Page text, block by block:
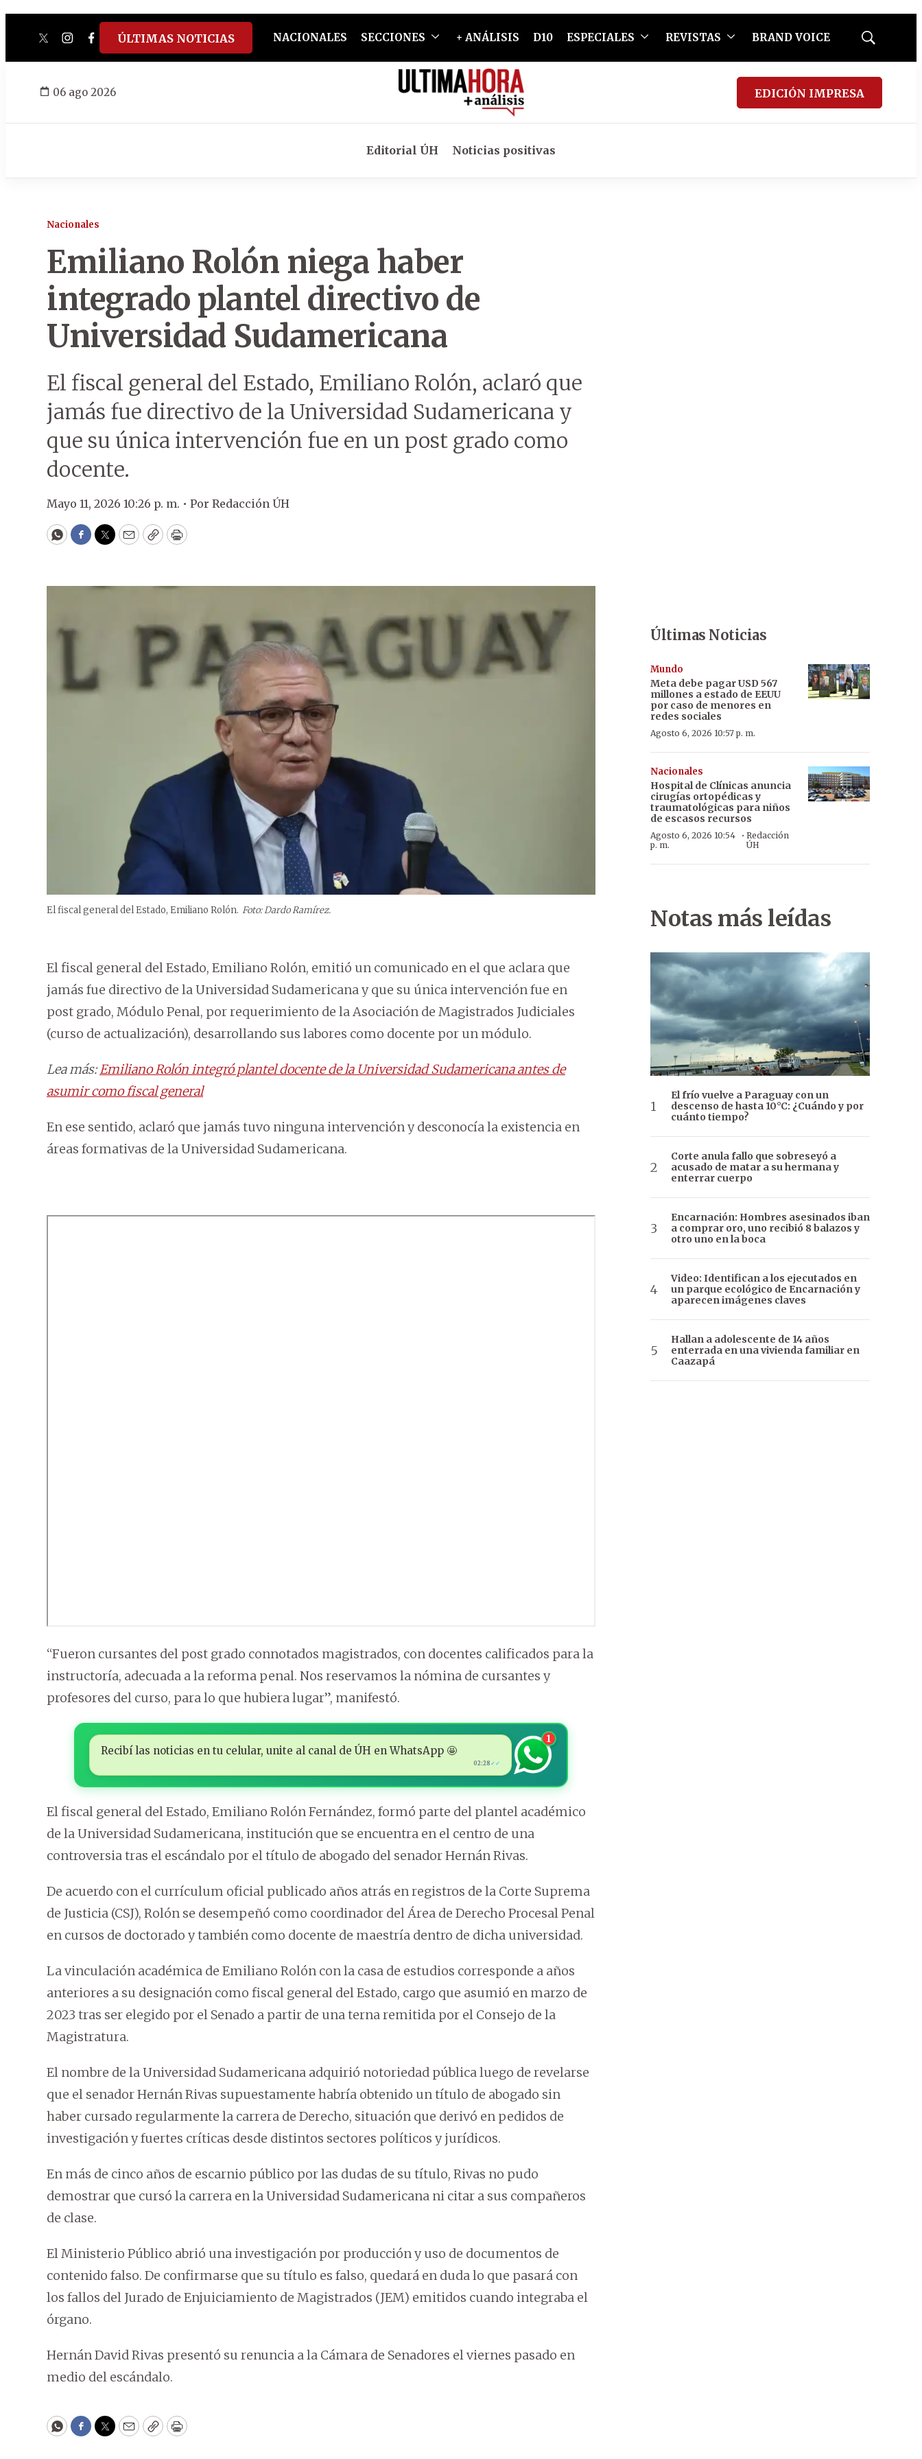
twitterinstagram
facebook
tiktokyoutube
spotify
ÚLTIMAS NOTICIAS NACIONALES SECCIONES + ANÁLISIS D10 ESPECIALES REVISTAS BRAND VOICE
Mostrar
06 ago 2026 EDICIÓN IMPRESA
Editorial ÚH Noticias positivas
Nacionales
Emiliano Rolón niega haber
integrado plantel directivo de
Universidad Sudamericana
El fiscal general del Estado, Emiliano Rolón, aclaró que
jamás fue directivo de la Universidad Sudamericana y
que su única intervención fue en un post grado como
docente.
Mayo 11, 2026 10:26 p. m. • Por Redacción ÚH
WhatsApp
Facebook
Twitter
EmailCopyPrint
El fiscal general del Estado, Emiliano Rolón. Foto: Dardo Ramírez.
El fiscal general del Estado, Emiliano Rolón, emitió un comunicado en el que aclara que
jamás fue directivo de la Universidad Sudamericana y que su única intervención fue en
post grado, Módulo Penal, por requerimiento de la Asociación de Magistrados Judiciales
(curso de actualización), desarrollando sus labores como docente por un módulo.
Lea más:Emiliano Rolón integró plantel docente de la Universidad Sudamericana antes de
asumir como fiscal general
En ese sentido, aclaró que jamás tuvo ninguna intervención y desconocía la existencia en
áreas formativas de la Universidad Sudamericana.
“Fueron cursantes del post grado connotados magistrados, con docentes calificados para la
instructoría, adecuada a la reforma penal. Nos reservamos la nómina de cursantes y
profesores del curso, para lo que hubiera lugar”, manifestó.
Recibí las noticias en tu celular, unite al canal de ÚH en WhatsApp 🤩
02:28 ✓✓
1
El fiscal general del Estado, Emiliano Rolón Fernández, formó parte del plantel académico
de la Universidad Sudamericana, institución que se encuentra en el centro de una
controversia tras el escándalo por el título de abogado del senador Hernán Rivas.
De acuerdo con el currículum oficial publicado años atrás en registros de la Corte Suprema
de Justicia (CSJ), Rolón se desempeñó como coordinador del Área de Derecho Procesal Penal
en cursos de doctorado y también como docente de maestría dentro de dicha universidad.
La vinculación académica de Emiliano Rolón con la casa de estudios corresponde a años
anteriores a su designación como fiscal general del Estado, cargo que asumió en marzo de
2023 tras ser elegido por el Senado a partir de una terna remitida por el Consejo de la
Magistratura.
El nombre de la Universidad Sudamericana adquirió notoriedad pública luego de revelarse
que el senador Hernán Rivas supuestamente habría obtenido un título de abogado sin
haber cursado regularmente la carrera de Derecho, situación que derivó en pedidos de
investigación y fuertes críticas desde distintos sectores políticos y jurídicos.
En más de cinco años de escarnio público por las dudas de su título, Rivas no pudo
demostrar que cursó la carrera en la Universidad Sudamericana ni citar a sus compañeros
de clase.
El Ministerio Público abrió una investigación por producción y uso de documentos de
contenido falso. De confirmarse que su título es falso, quedará en duda lo que pasará con
los fallos del Jurado de Enjuiciamiento de Magistrados (JEM) emitidos cuando integraba el
órgano.
Hernán David Rivas presentó su renuncia a la Cámara de Senadores el viernes pasado en
medio del escándalo.
WhatsApp
Facebook
Twitter
EmailCopyPrint
Últimas Noticias
Mundo
Meta debe pagar USD 567
millones a estado de EEUU
por caso de menores en
redes sociales
Agosto 6, 2026 10:57 p. m.
Nacionales
Hospital de Clínicas anuncia
cirugías ortopédicas y
traumatológicas para niños
de escasos recursos
Agosto 6, 2026 10:54
p. m.
· Redacción
ÚH
Notas más leídas
El frío vuelve a Paraguay con un
descenso de hasta 10°C: ¿Cuándo y por
cuánto tiempo?
Corte anula fallo que sobreseyó a
acusado de matar a su hermana y
enterrar cuerpo
Encarnación: Hombres asesinados iban
a comprar oro, uno recibió 8 balazos y
otro uno en la boca
Video: Identifican a los ejecutados en
un parque ecológico de Encarnación y
aparecen imágenes claves
Hallan a adolescente de 14 años
enterrada en una vivienda familiar en
Caazapá